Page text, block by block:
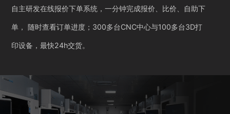
自主研发在线报价下单系统，一分钟完成报价、比价、自助下
单， 随时查看订单进度；300多台CNC中心与100多台3D打
印设备，最快24h交货。